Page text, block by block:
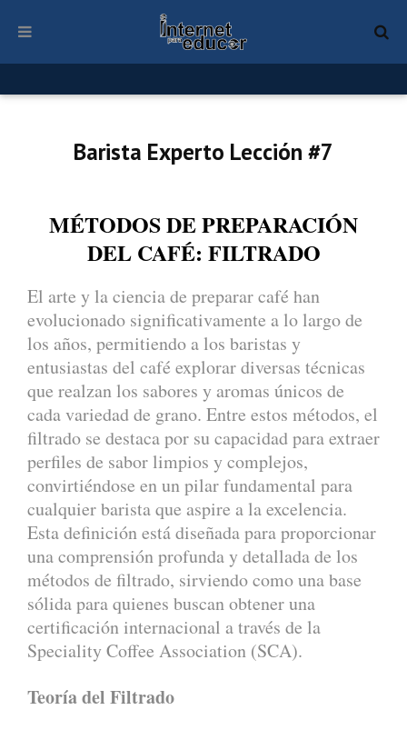
Barista Experto Lección #7
MÉTODOS DE PREPARACIÓN
DEL CAFÉ: FILTRADO
El arte y la ciencia de preparar café han
evolucionado significativamente a lo largo de
los años, permitiendo a los baristas y
entusiastas del café explorar diversas técnicas
que realzan los sabores y aromas únicos de
cada variedad de grano. Entre estos métodos, el
filtrado se destaca por su capacidad para extraer
perfiles de sabor limpios y complejos,
convirtiéndose en un pilar fundamental para
cualquier barista que aspire a la excelencia.
Esta definición está diseñada para proporcionar
una comprensión profunda y detallada de los
métodos de filtrado, sirviendo como una base
sólida para quienes buscan obtener una
certificación internacional a través de la
Speciality Coffee Association (SCA).
Teoría del Filtrado